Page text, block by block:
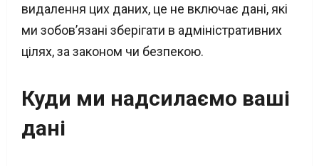
видалення цих даних, це не включає дані, які
ми зобов’язані зберігати в адміністративних
цілях, за законом чи безпекою.
Куди ми надсилаємо ваші
дані